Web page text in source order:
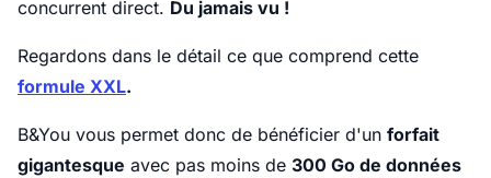
concurrent direct. Du jamais vu !
Regardons dans le détail ce que comprend cette
formule XXL.
B&You vous permet donc de bénéficier d'un forfait
gigantesque avec pas moins de 300 Go de données